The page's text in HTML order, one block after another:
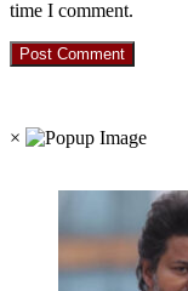
time I comment.
×